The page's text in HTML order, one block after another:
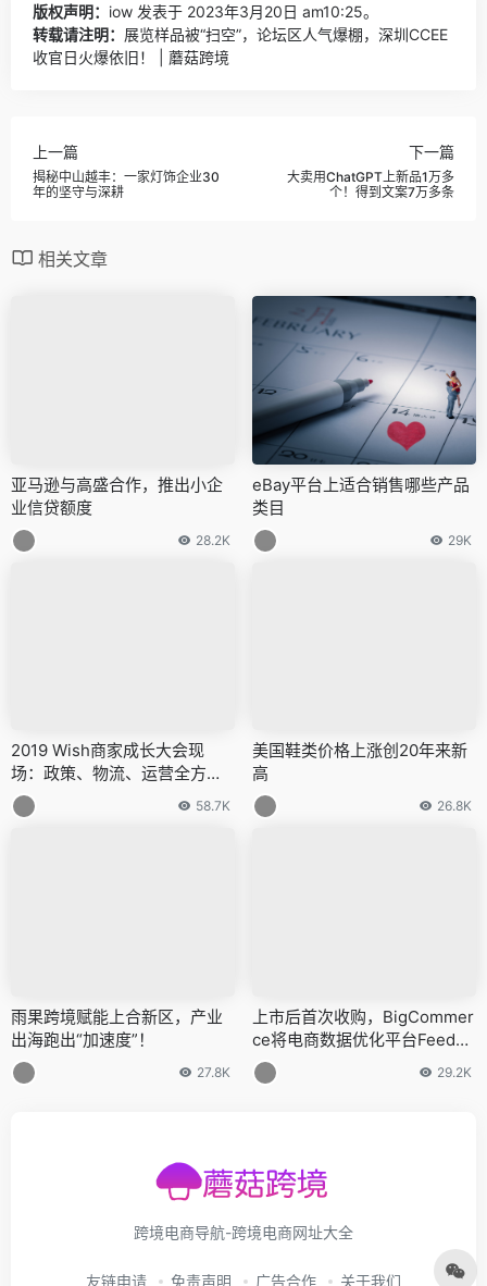
版权声明： iow 发表于 2023年3月20日 am10:25。
转载请注明： 展览样品被“扫空”，论坛区人气爆棚，深圳CCEE
收官日火爆依旧！ | 蘑菇跨境
上一篇
揭秘中山越丰：一家灯饰企业30
年的坚守与深耕
下一篇
大卖用ChatGPT上新品1万多
个！得到文案7万多条
相关文章
亚马逊与高盛合作，推出小企
业信贷额度
28.2K
eBay平台上适合销售哪些产品
类目
29K
2019 Wish商家成长大会现
场：政策、物流、运营全方面
赋能卖家！
58.7K
美国鞋类价格上涨创20年来新
高
26.8K
雨果跨境赋能上合新区，产业
出海跑出“加速度”！
27.8K
上市后首次收购，BigCommer
ce将电商数据优化平台Feedon
omics收入麾下
29.2K
跨境电商导航-跨境电商网址大全
友链申请 免责声明 广告合作 关于我们